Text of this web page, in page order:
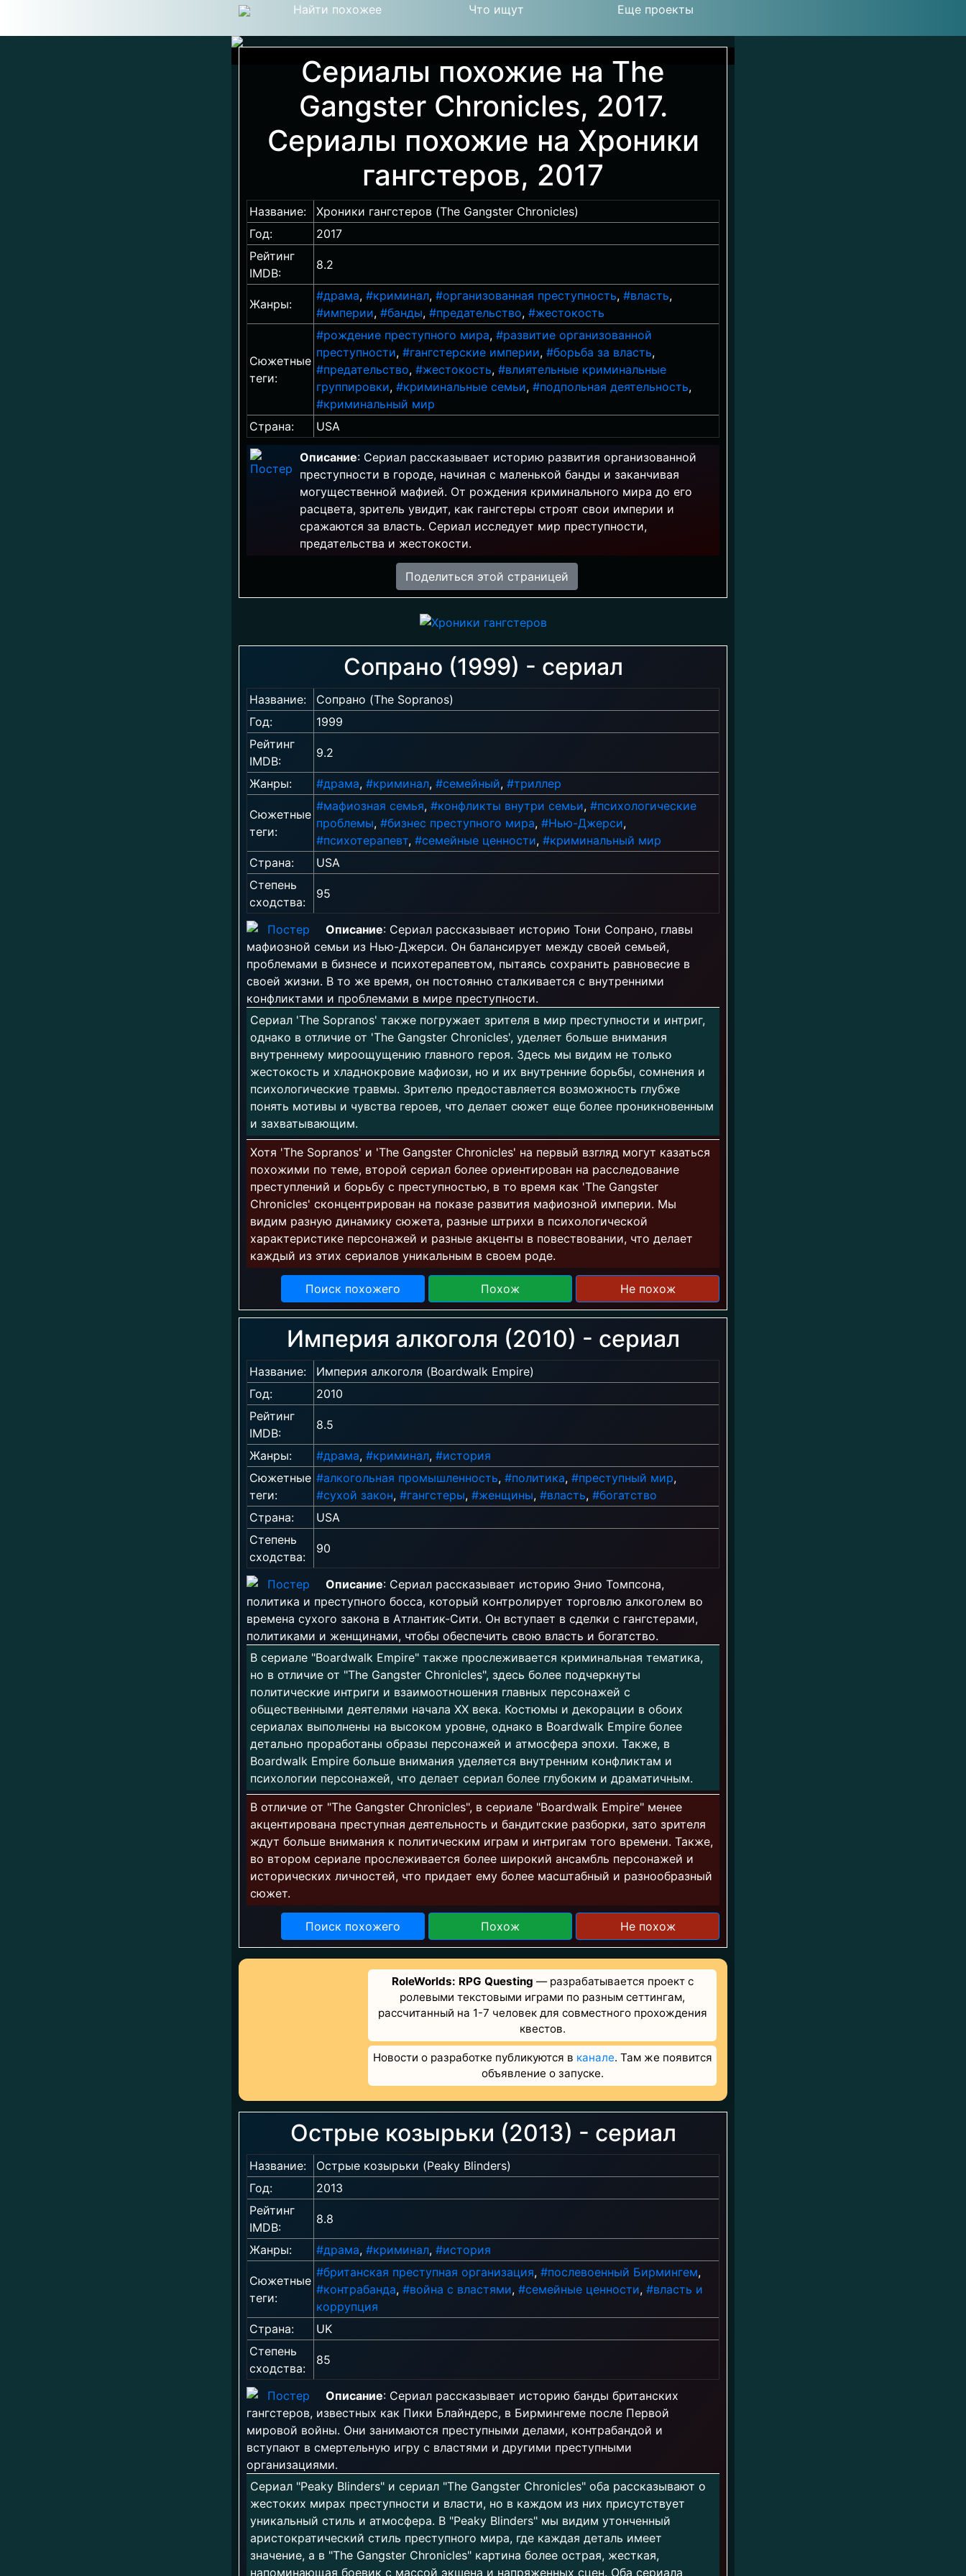
Найти похожее Что ищут Еще проекты
Сериалы похожие на The
Gangster Chronicles, 2017.
Сериалы похожие на Хроники
гангстеров, 2017
Название:
Хроники гангстеров (The Gangster Chronicles)
Год:
2017
Рейтинг
IMDB:
8.2
Жанры:
#драма, #криминал, #организованная преступность, #власть,
#империи, #банды, #предательство, #жестокость
Сюжетные
теги:
#рождение преступного мира, #развитие организованной
преступности, #гангстерские империи, #борьба за власть,
#предательство, #жестокость, #влиятельные криминальные
группировки, #криминальные семьи, #подпольная деятельность,
#криминальный мир
Страна:
USA
Описание: Сериал рассказывает историю развития организованной
преступности в городе, начиная с маленькой банды и заканчивая
могущественной мафией. От рождения криминального мира до его
расцвета, зритель увидит, как гангстеры строят свои империи и
сражаются за власть. Сериал исследует мир преступности,
предательства и жестокости.
Поделиться этой страницей
Сопрано (1999) - сериал
Название:
Сопрано (The Sopranos)
Год:
1999
Рейтинг
IMDB:
9.2
Жанры: #драма, #криминал, #семейный, #триллер
Сюжетные
теги:
#мафиозная семья, #конфликты внутри семьи, #психологические
проблемы, #бизнес преступного мира, #Нью-Джерси,
#психотерапевт, #семейные ценности, #криминальный мир
Страна:
USA
Степень
сходства:
95
Описание: Сериал рассказывает историю Тони Сопрано, главы
мафиозной семьи из Нью-Джерси. Он балансирует между своей семьей,
проблемами в бизнесе и психотерапевтом, пытаясь сохранить равновесие в
своей жизни. В то же время, он постоянно сталкивается с внутренними
конфликтами и проблемами в мире преступности.
Сериал 'The Sopranos' также погружает зрителя в мир преступности и интриг,
однако в отличие от 'The Gangster Chronicles', уделяет больше внимания
внутреннему мироощущению главного героя. Здесь мы видим не только
жестокость и хладнокровие мафиози, но и их внутренние борьбы, сомнения и
психологические травмы. Зрителю предоставляется возможность глубже
понять мотивы и чувства героев, что делает сюжет еще более проникновенным
и захватывающим.
Хотя 'The Sopranos' и 'The Gangster Chronicles' на первый взгляд могут казаться
похожими по теме, второй сериал более ориентирован на расследование
преступлений и борьбу с преступностью, в то время как 'The Gangster
Chronicles' сконцентрирован на показе развития мафиозной империи. Мы
видим разную динамику сюжета, разные штрихи в психологической
характеристике персонажей и разные акценты в повествовании, что делает
каждый из этих сериалов уникальным в своем роде.
Поиск похожего Похож Не похож
Империя алкоголя (2010) - сериал
Название:
Империя алкоголя (Boardwalk Empire)
Год:
2010
Рейтинг
IMDB:
8.5
Жанры: #драма, #криминал, #история
Сюжетные
теги:
#алкогольная промышленность, #политика, #преступный мир,
#сухой закон, #гангстеры, #женщины, #власть, #богатство
Страна:
USA
Степень
сходства:
90
Описание: Сериал рассказывает историю Энио Томпсона,
политика и преступного босса, который контролирует торговлю алкоголем во
времена сухого закона в Атлантик-Сити. Он вступает в сделки с гангстерами,
политиками и женщинами, чтобы обеспечить свою власть и богатство.
В сериале "Boardwalk Empire" также прослеживается криминальная тематика,
но в отличие от "The Gangster Chronicles", здесь более подчеркнуты
политические интриги и взаимоотношения главных персонажей с
общественными деятелями начала XX века. Костюмы и декорации в обоих
сериалах выполнены на высоком уровне, однако в Boardwalk Empire более
детально проработаны образы персонажей и атмосфера эпохи. Также, в
Boardwalk Empire больше внимания уделяется внутренним конфликтам и
психологии персонажей, что делает сериал более глубоким и драматичным.
В отличие от "The Gangster Chronicles", в сериале "Boardwalk Empire" менее
акцентирована преступная деятельность и бандитские разборки, зато зрителя
ждут больше внимания к политическим играм и интригам того времени. Также,
во втором сериале прослеживается более широкий ансамбль персонажей и
исторических личностей, что придает ему более масштабный и разнообразный
сюжет.
Поиск похожего Похож Не похож
RoleWorlds: RPG Questing — разрабатывается проект с
ролевыми текстовыми играми по разным сеттингам,
рассчитанный на 1-7 человек для совместного прохождения
квестов.
Новости о разработке публикуются в канале. Там же появится
объявление о запуске.
Острые козырьки (2013) - сериал
Название:
Острые козырьки (Peaky Blinders)
Год:
2013
Рейтинг
IMDB:
8.8
Жанры: #драма, #криминал, #история
Сюжетные
теги:
#британская преступная организация, #послевоенный Бирмингем,
#контрабанда, #война с властями, #семейные ценности, #власть и
коррупция
Страна:
UK
Степень
сходства:
85
Описание: Сериал рассказывает историю банды британских
гангстеров, известных как Пики Блайндерс, в Бирмингеме после Первой
мировой войны. Они занимаются преступными делами, контрабандой и
вступают в смертельную игру с властями и другими преступными
организациями.
Сериал "Peaky Blinders" и сериал "The Gangster Chronicles" оба рассказывают о
жестоких мирах преступности и власти, но в каждом из них присутствует
уникальный стиль и атмосфера. В "Peaky Blinders" мы видим утонченный
аристократический стиль преступного мира, где каждая деталь имеет
значение, а в "The Gangster Chronicles" картина более острая, жесткая,
напоминающая боевик с массой экшена и напряженных сцен. Оба сериала